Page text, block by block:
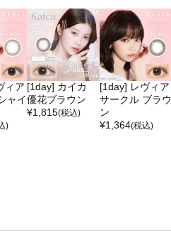
ィア
ャイ
)
[1day] カイカ
優花ブラウン
¥1,815(税込)
[1day] レヴィア
サークル ブラウ
ン
¥1,364(税込)